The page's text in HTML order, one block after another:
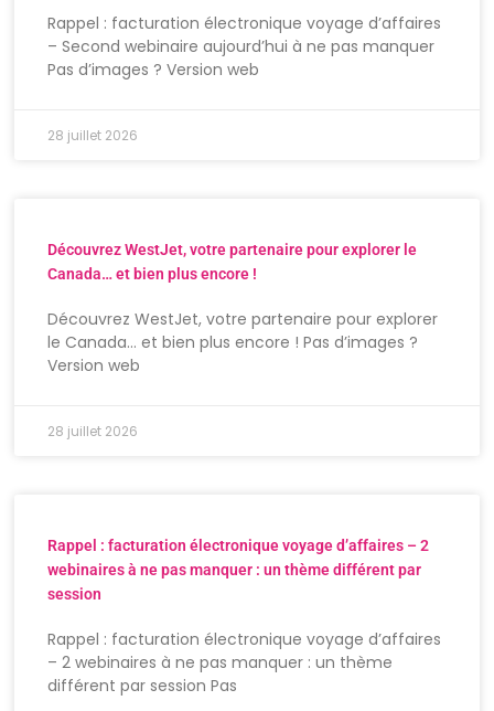
Rappel : facturation électronique voyage d’affaires
– Second webinaire aujourd’hui à ne pas manquer
Pas d’images ? Version web
28 juillet 2026
Découvrez WestJet, votre partenaire pour explorer le
Canada… et bien plus encore !
Découvrez WestJet, votre partenaire pour explorer
le Canada… et bien plus encore ! Pas d’images ?
Version web
28 juillet 2026
Rappel : facturation électronique voyage d’affaires – 2
webinaires à ne pas manquer : un thème différent par
session
Rappel : facturation électronique voyage d’affaires
– 2 webinaires à ne pas manquer : un thème
différent par session Pas